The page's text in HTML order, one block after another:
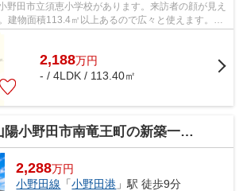
野田市立須恵小学校があります。来訪者の顔が見え
建物面積113.4㎡以上あるので広々と使えます。販
抑えられていま...
2,188万円
- / 4LDK / 113.40㎡
陽小野田市南竜王町の新築一戸建
2,288万円
小野田線 「小野田港 」駅 徒歩9分